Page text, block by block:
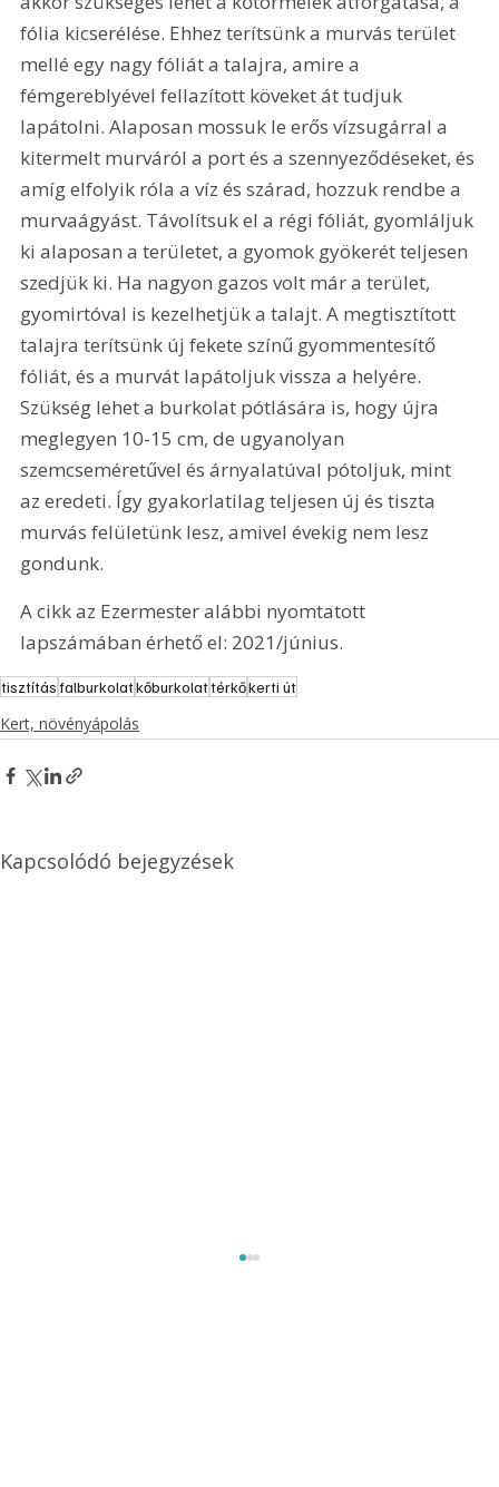
fólia kicserélése. Ehhez terítsünk a murvás terület
mellé egy nagy fóliát a talajra, amire a
fémgereblyével fellazított köveket át tudjuk
lapátolni. Alaposan mossuk le erős vízsugárral a
kitermelt murváról a port és a szennyeződéseket, és
amíg elfolyik róla a víz és szárad, hozzuk rendbe a
murvaágyást. Távolítsuk el a régi fóliát, gyomláljuk
ki alaposan a területet, a gyomok gyökerét teljesen
szedjük ki. Ha nagyon gazos volt már a terület,
gyomirtóval is kezelhetjük a talajt. A megtisztított
talajra terítsünk új fekete színű gyommentesítő
fóliát, és a murvát lapátoljuk vissza a helyére.
Szükség lehet a burkolat pótlására is, hogy újra
meglegyen 10-15 cm, de ugyanolyan
szemcseméretűvel és árnyalatúval pótoljuk, mint
az eredeti. Így gyakorlatilag teljesen új és tiszta
murvás felületünk lesz, amivel évekig nem lesz
gondunk.
A cikk az Ezermester alábbi nyomtatott
lapszámában érhető el: 2021/június.
tisztításfalburkolatkőburkolattérkőkerti út
Kert, növényápolás
Kapcsolódó bejegyzések